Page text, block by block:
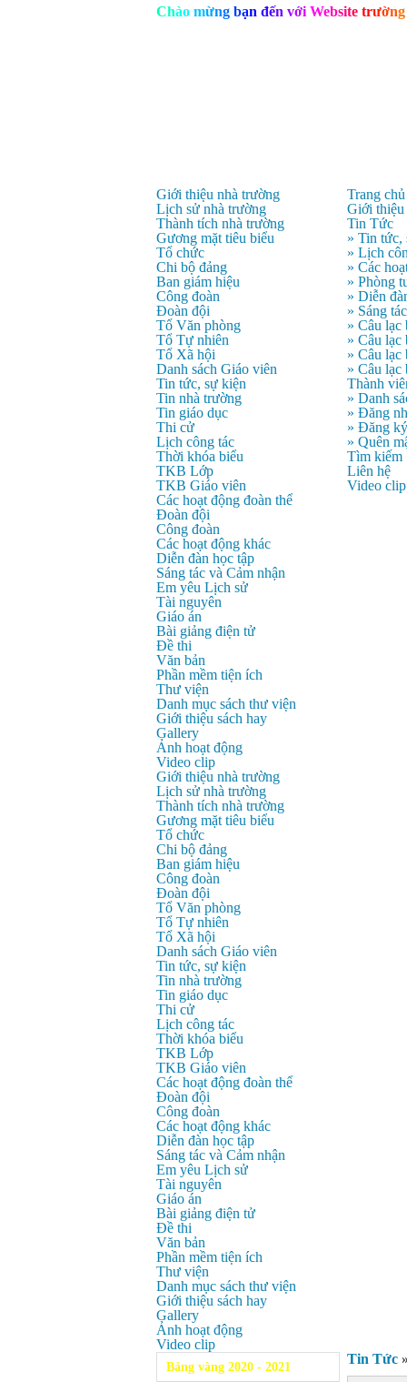
Chào mừng bạn đến với Website trường
Giới thiệu nhà trường
Lịch sử nhà trường
Thành tích nhà trường
Gương mặt tiêu biểu
Tổ chức
Chi bộ đảng
Ban giám hiệu
Công đoàn
Đoàn đội
Tổ Văn phòng
Tổ Tự nhiên
Tổ Xã hội
Danh sách Giáo viên
Tin tức, sự kiện
Tin nhà trường
Tin giáo dục
Thi cử
Lịch công tác
Thời khóa biểu
TKB Lớp
TKB Giáo viên
Các hoạt động đoàn thể
Đoàn đội
Công đoàn
Các hoạt động khác
Diễn đàn học tập
Sáng tác và Cảm nhận
Em yêu Lịch sử
Tài nguyên
Giáo án
Bài giảng điện tử
Đề thi
Văn bản
Phần mềm tiện ích
Thư viện
Danh mục sách thư viện
Giới thiệu sách hay
Gallery
Ảnh hoạt động
Video clip
Giới thiệu nhà trường
Lịch sử nhà trường
Thành tích nhà trường
Gương mặt tiêu biểu
Tổ chức
Chi bộ đảng
Ban giám hiệu
Công đoàn
Đoàn đội
Tổ Văn phòng
Tổ Tự nhiên
Tổ Xã hội
Danh sách Giáo viên
Tin tức, sự kiện
Tin nhà trường
Tin giáo dục
Thi cử
Lịch công tác
Thời khóa biểu
TKB Lớp
TKB Giáo viên
Các hoạt động đoàn thể
Đoàn đội
Công đoàn
Các hoạt động khác
Diễn đàn học tập
Sáng tác và Cảm nhận
Em yêu Lịch sử
Tài nguyên
Giáo án
Bài giảng điện tử
Đề thi
Văn bản
Phần mềm tiện ích
Thư viện
Danh mục sách thư viện
Giới thiệu sách hay
Gallery
Ảnh hoạt động
Video clip
Trang chủ
Giới thiệu
Tin Tức
» Tin tức,
» Lịch
» Các
» Phòng
» Diễn
» Sáng
» Câu lạc
» Câu
» Câu lạc
» Câu lạc
Thành
» Danh
» Đăng
» Đăng ký
» Quên
Tìm kiếm
Liên hệ
Video clip
Bảng vàng 2020 - 2021
Tin Tức »